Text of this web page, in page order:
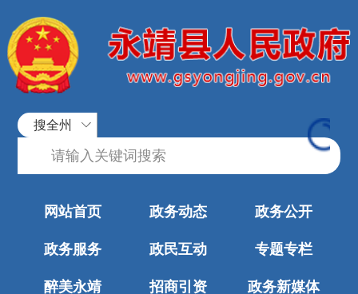
搜全州
网站首页 政务动态 政务公开
政务服务 政民互动 专题专栏
醉美永靖 招商引资 政务新媒体